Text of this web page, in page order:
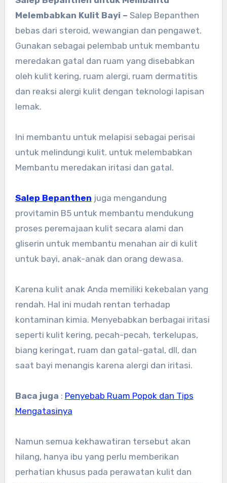
Melembabkan Kulit Bayi – Salep Bepanthen
bebas dari steroid, wewangian dan pengawet.
Gunakan sebagai pelembab untuk membantu
meredakan gatal dan ruam yang disebabkan
oleh kulit kering, ruam alergi, ruam dermatitis
dan reaksi alergi kulit dengan teknologi lapisan
lemak.
Ini membantu untuk melapisi sebagai perisai
untuk melindungi kulit. untuk melembabkan
Membantu meredakan iritasi dan gatal.
Salep Bepanthen juga mengandung
provitamin B5 untuk membantu mendukung
proses peremajaan kulit secara alami dan
gliserin untuk membantu menahan air di kulit
untuk bayi, anak-anak dan orang dewasa.
Karena kulit anak Anda memiliki kekebalan yang
rendah. Hal ini mudah rentan terhadap
kontaminan kimia. Menyebabkan berbagai iritasi
seperti kulit kering, pecah-pecah, terkelupas,
biang keringat, ruam dan gatal-gatal, dll, dan
saat bayi menangis karena alergi dan iritasi.
Baca juga : Penyebab Ruam Popok dan Tips
Mengatasinya
Namun semua kekhawatiran tersebut akan
hilang, hanya ibu yang perlu memberikan
perhatian khusus pada perawatan kulit dan